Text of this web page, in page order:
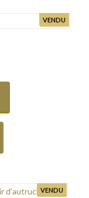
VENDU
VENDU